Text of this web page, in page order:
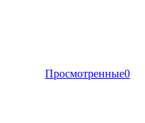
Просмотренные0